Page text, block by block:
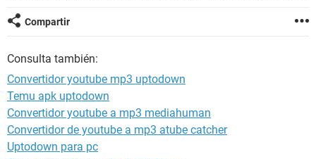
Compartir
Consulta también:
Convertidor youtube mp3 uptodown
Temu apk uptodown
Convertidor youtube a mp3 mediahuman
Convertidor de youtube a mp3 atube catcher
Uptodown para pc